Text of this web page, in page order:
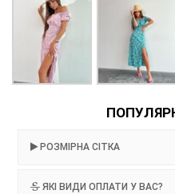
РОЗМІРНА СІТКА
ЯКІ ВИДИ ОПЛАТИ У ВАС?